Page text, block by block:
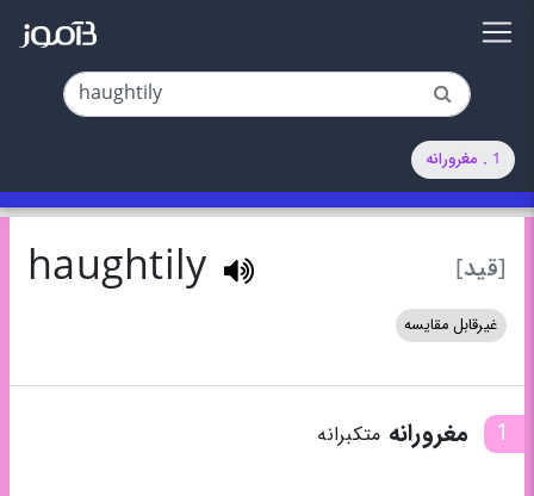
1 . مغرورانه
[قید] haughtily
غیرقابل مقایسه
1 مغرورانه متکبرانه